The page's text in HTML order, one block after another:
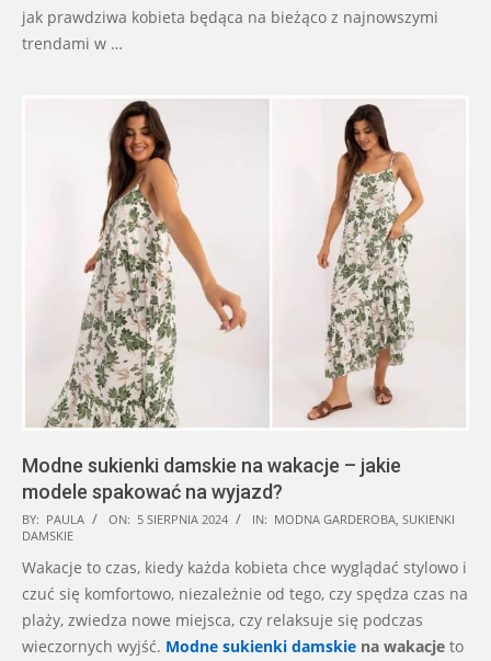
jak prawdziwa kobieta będąca na bieżąco z najnowszymi
trendami w …
Modne sukienki damskie na wakacje – jakie
modele spakować na wyjazd?
2024-
08-
05
BY: PAULA ON: 5 SIERPNIA 2024 IN: MODNA GARDEROBA, SUKIENKI
DAMSKIE
Wakacje to czas, kiedy każda kobieta chce wyglądać stylowo i
czuć się komfortowo, niezależnie od tego, czy spędza czas na
plaży, zwiedza nowe miejsca, czy relaksuje się podczas
wieczornych wyjść. Modne sukienki damskie na wakacje to